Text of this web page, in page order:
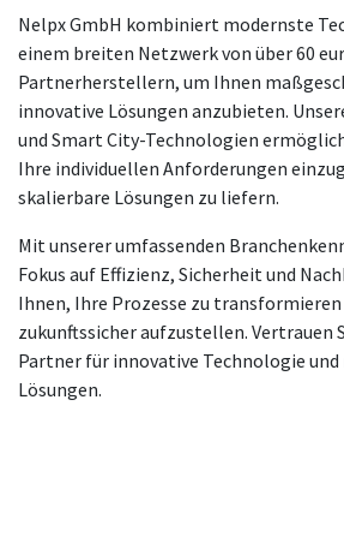
Nelpx GmbH kombiniert modernste
einem breiten Netzwerk von über 60
Partnerherstellern, um Ihnen
innovative Lösungen anzubieten.
und Smart City-Technologien
Ihre individuellen Anforderungen
skalierbare Lösungen zu liefern.
Mit unserer umfassenden
Fokus auf Effizienz, Sicherheit und
Ihnen, Ihre Prozesse zu transformieren
zukunftssicher aufzustellen. Vertrauen
Partner für innovative Technologie
Lösungen.